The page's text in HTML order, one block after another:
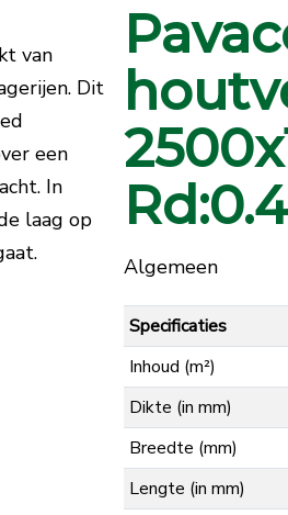
van
Dit
een
In
laag op
Algemeen
Specificaties
Inhoud (m²)
Dikte (in mm)
Breedte (mm)
Lengte (in mm)